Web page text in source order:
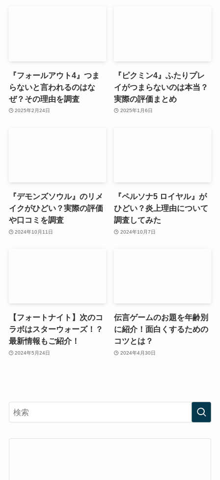
『フォールアウト4』つま
らないと言われるのはな
ぜ？その理由を調査
2025年2月24日
『ピクミン4』ふたりプレ
イがつまらないのは本当？
実際の評価まとめ
2025年1月6日
『デモンズソウル』のリメ
イクがひどい？実際の評価
や口コミを調査
2024年10月11日
『ペルソナ5 ロイヤル』が
ひどい？炎上理由について
調査してみた
2024年10月7日
【フォートナイト】次のコ
ラボはスターウォーズ！？
最新情報もご紹介！
2024年5月24日
伝言ゲームのお題を年齢別
に紹介！面白くするための
コツとは？
2024年4月30日